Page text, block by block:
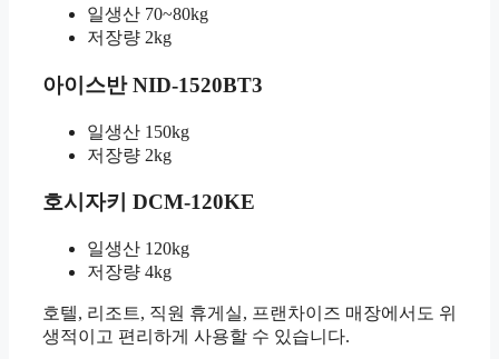
일생산 70~80kg
저장량 2kg
아이스반 NID-1520BT3
일생산 150kg
저장량 2kg
호시자키 DCM-120KE
일생산 120kg
저장량 4kg
호텔, 리조트, 직원 휴게실, 프랜차이즈 매장에서도 위
생적이고 편리하게 사용할 수 있습니다.